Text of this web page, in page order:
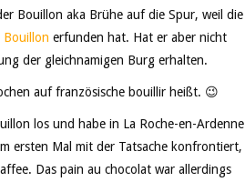
Bouillon aka Brühe auf die Spur, weil die
erfunden hat. Hat er aber nicht
der gleichnamigen Burg erhalten.
auf französische bouillir heißt. 😉
los und habe in La Roche-en-Ardenne
ersten Mal mit der Tatsache konfrontiert,
Das pain au chocolat war allerdings